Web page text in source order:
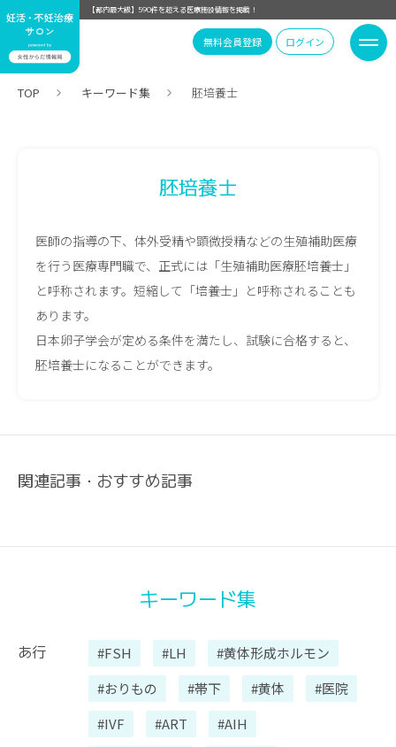
【都内最大級】590件を超える医療施設情報を掲載！
無料会員登録 ログイン
TOP キーワード集 胚培養士
胚培養士
医師の指導の下、体外受精や顕微授精などの生殖補助医療
を行う医療専門職で、正式には「生殖補助医療胚培養士」
と呼称されます。短縮して「培養士」と呼称されることも
あります。
日本卵子学会が定める条件を満たし、試験に合格すると、
胚培養士になることができます。
関連記事・おすすめ記事
キーワード集
あ行 #FSH #LH
#黄体形成ホルモン
#おりもの
#帯下 #黄体
#医院
#IVF
#ART
#AIH